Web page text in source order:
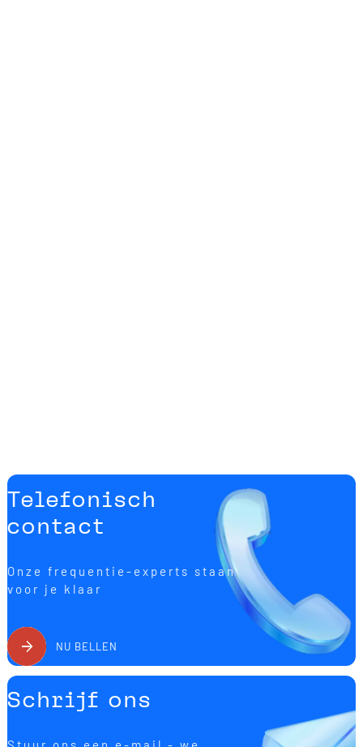
Telefonisch
contact
Onze frequentie-experts staan
voor je klaar
NU BELLEN
Schrijf ons